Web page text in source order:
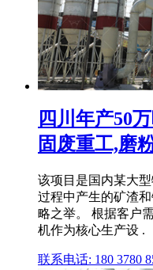
四川年产50
固废重工,磨
该项目是国内某大
过程中产生的矿渣
略之举。 根据客户
机作为核心生产设 .
联系电话: 180 3780